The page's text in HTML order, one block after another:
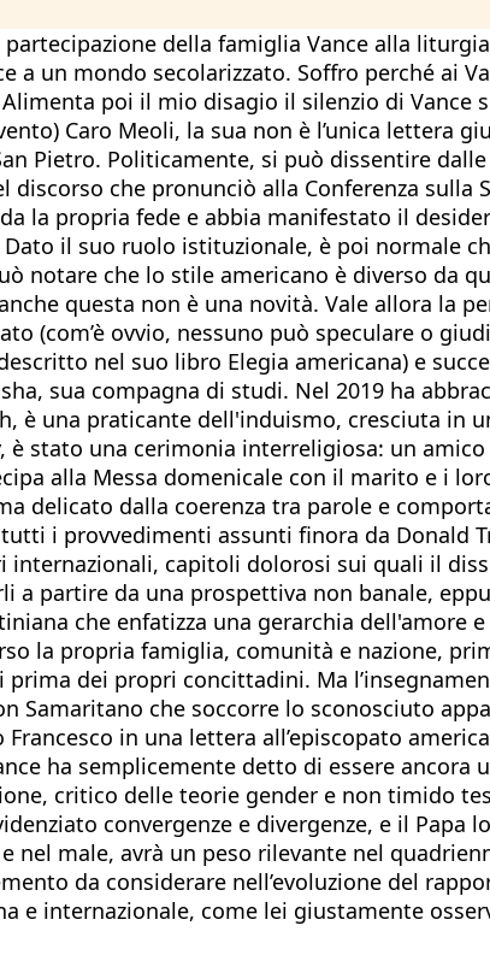
della famiglia Vance alla
un mondo secolarizzato. Soffro perché ai
poi il mio disagio il silenzio di Vance
Caro Meoli, la sua non è l’unica lettera
Pietro. Politicamente, si può dissentire
discorso che pronunciò alla Conferenza
la propria fede e abbia manifestato il
il suo ruolo istituzionale, è poi normale
notare che lo stile americano è diverso da
questa non è una novità. Vale allora la
(com’è ovvio, nessuno può speculare o
nel suo libro Elegia americana) e
sua compagna di studi. Nel 2019 ha
è una praticante dell'induismo, cresciuta
è stato una cerimonia interreligiosa: un
alla Messa domenicale con il marito e i
delicato dalla coerenza tra parole e
i provvedimenti assunti finora da Donald
capitoli dolorosi sui quali il
partire da una prospettiva non banale,
che enfatizza una gerarchia dell'amore
la propria famiglia, comunità e nazione,
dei propri concittadini. Ma
che soccorre lo sconosciuto
in una lettera all’episcopato
ha semplicemente detto di essere
critico delle teorie gender e non timido
convergenze e divergenze, e il
nel male, avrà un peso rilevante nel
da considerare nell’evoluzione del
e internazionale, come lei giustamente